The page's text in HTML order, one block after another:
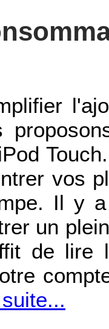
vos
Il y
un
de lire